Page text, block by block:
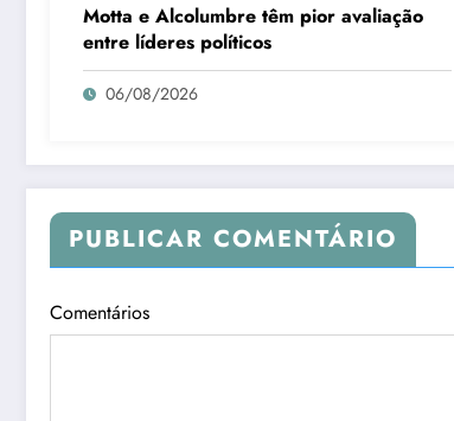
Motta e Alcolumbre têm pior avaliação
entre líderes políticos
06/08/2026
PUBLICAR COMENTÁRIO
Comentários